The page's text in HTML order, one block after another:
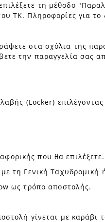
τη μέθοδο
ΤΚ. Πληροφορίες για
στα σχόλια της
την παραγγελία σας
(Locker)
που θα επιλέξετε.
τη Γενική
ως τρόπο αποστολής.
γίνεται με καράβι